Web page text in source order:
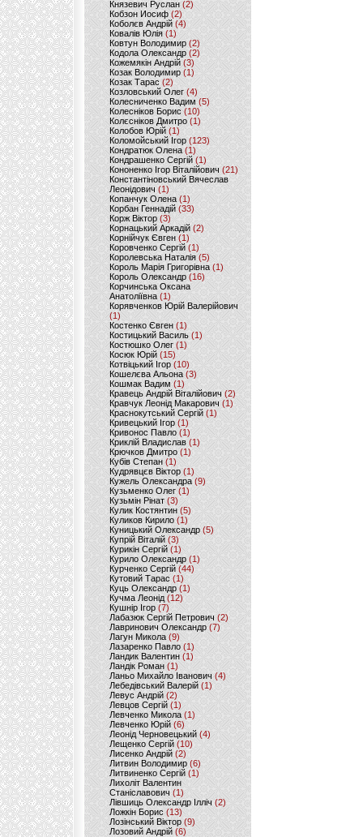
Князевич Руслан (2)
Кобзон Иосиф(2)
Коболєв Андрій (4)
Ковалів Юлія(1)
Ковтун Володимир (2)
Кодола Олександр (2)
Кожемякін Андрій (3)
Козак Володимир (1)
Козак Тарас (2)
Козловський Олег(4)
Колесниченко Вадим (5)
Колесніков Борис (10)
Колєсніков Дмитро (1)
Колобов Юрій (1)
Коломойський Ігор (123)
Кондратюк Олена(1)
Кондрашенко Сергій (1)
Кононенко Ігор Віталійович (21)
Константіновський Вячеслав
Леонідович (1)
Копанчук Олена (1)
Корбан Геннадій (33)
Корж Віктор (3)
Корнацький Аркадій (2)
Корнійчук Євген (1)
Коровченко Сергій (1)
Королевська Наталія(5)
Король Марія Григорівна (1)
Король Олександр (16)
Корчинська Оксана
Анатоліївна (1)
Корявченков Юрій Валерійович
(1)
Костенко Євген (1)
Костицький Василь (1)
Костюшко Олег (1)
Косюк Юрій (15)
Котвіцький Ігор (10)
Кошелєва Альона(3)
Кошмак Вадим (1)
Кравець Андрій Віталійович (2)
Кравчук Леонід Макарович (1)
Краснокутський Сергій (1)
Кривецький Ігор (1)
Кривонос Павло (1)
Криклій Владислав (1)
Крючков Дмитро(1)
Кубів Степан(1)
Кудрявцєв Віктор (1)
Кужель Олександра (9)
Кузьменко Олег (1)
Кузьмін Рінат(3)
Кулик Костянтин(5)
Куликов Кирило (1)
Куницький Олександр (5)
Купрій Віталій (3)
Курикін Сергій(1)
Курило Олександр (1)
Курченко Сергій (44)
Кутовий Тарас (1)
Куць Олександр (1)
Кучма Леонід (12)
Кушнір Ігор(7)
Лабазюк Сергій Петрович (2)
Лавринович Олександр(7)
Лагун Микола(9)
Лазаренко Павло (1)
Ландик Валентин (1)
Ландік Роман (1)
Ланьо Михайло Іванович(4)
Лебедівський Валерій(1)
Левус Андрій(2)
Левцов Сергій (1)
Левченко Микола (1)
Левченко Юрій (6)
Леонід Черновецький (4)
Лещенко Сергій (10)
Лисенко Андрій (2)
Литвин Володимир (6)
Литвиненко Сергій (1)
Лихоліт Валентин
Станіславович (1)
Лівшиць Олександр Ілліч (2)
Ложкін Борис(13)
Лозінський Віктор(9)
Лозовий Андрій (6)